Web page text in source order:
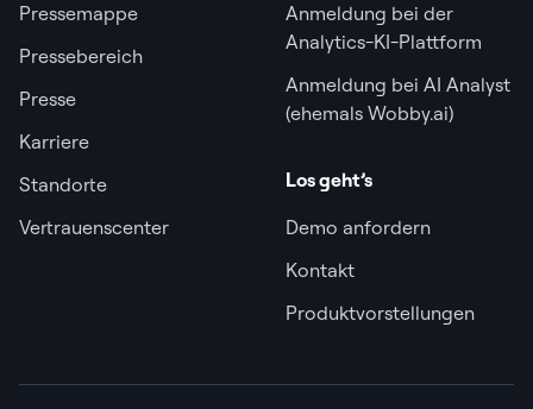
Pressemappe
Pressebereich
Presse
Karriere
Standorte
Vertrauenscenter
Anmeldung bei der
Analytics-KI-Plattform
Anmeldung bei AI Analyst
(ehemals Wobby.ai)
Los geht’s
Demo anfordern
Kontakt
Produktvorstellungen